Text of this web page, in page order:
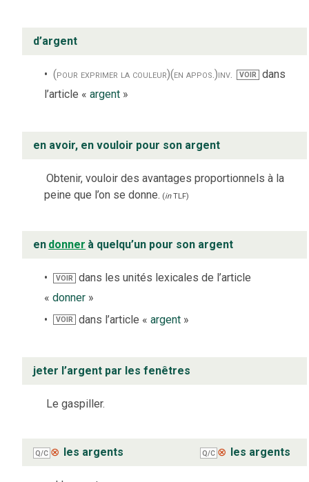
d’argent
(pour exprimer la couleur)(en appos.)inv. VOIR dans
l’article « argent »
en avoir, en vouloir pour son argent
Obtenir, vouloir des avantages proportionnels à la
peine que l’on se donne. (inTLF)
en donner à quelqu’un pour son argent
VOIR
dans les unités lexicales de l’article
« donner »
VOIR dans l’article «argent »
jeter l’argent par les fenêtres
Le gaspiller.
Q/C ⊗ les argents Q/C ⊗ les argents